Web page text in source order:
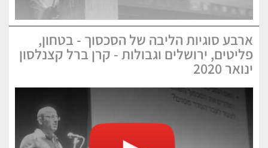
ארבע סוגיות הליבה של הסכסוך - בטחון,
פליטים, ירושלים וגבולות - קרן ברל קצנלסון
ינואר 2020